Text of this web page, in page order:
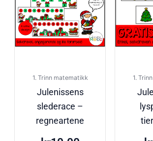
1. Trinn matematikk
Julenissens
slederace –
regneartene
1.